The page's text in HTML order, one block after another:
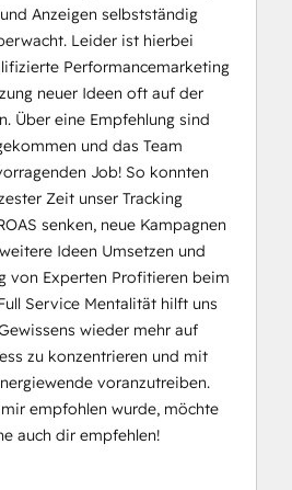
Anzeigen selbstständig
Leider ist hierbei
Performancemarketing
neuer Ideen oft auf der
Über eine Empfehlung sind
und das Team
Job! So konnten
Zeit unser Tracking
senken, neue Kampagnen
Ideen Umsetzen und
von Experten Profitieren beim
Service Mentalität hilft uns
wieder mehr auf
zu konzentrieren und mit
voranzutreiben.
empfohlen wurde, möchte
auch dir empfehlen!